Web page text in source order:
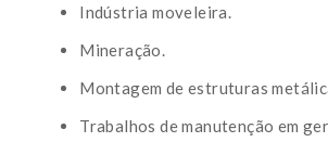
Indústria moveleira.
Mineração.
Montagem de estruturas
Trabalhos de manutenção em